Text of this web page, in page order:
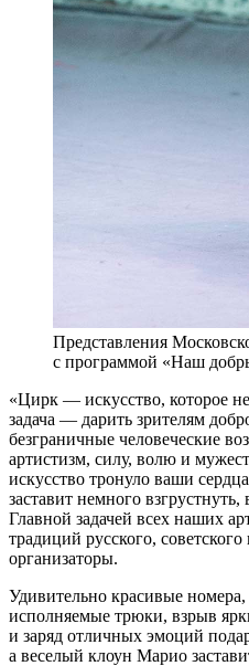
Представления
с программой «Наш
«Цирк — искусство, которое
задача — дарить зрителям
безграничные человеческие
артистизм, силу, волю и
искусство тронуло ваши
заставит немного
Главной задачей всех наших
традиций русского,
организаторы.
Удивительно красивые
исполняемые трюки, взрыв
и заряд отличных эмоций
а веселый клоун Марио